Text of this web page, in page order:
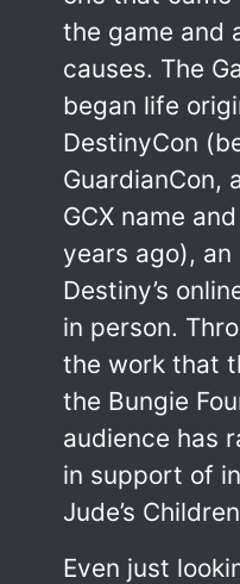
the game and
causes. The
began life
DestinyCon
GuardianCon,
GCX name
years ago),
Destiny’s
in person.
the work that
the Bungie
audience has
in support of
Jude’s
Even just